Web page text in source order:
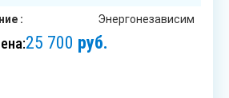
: Энергонезависим
25 700 руб.